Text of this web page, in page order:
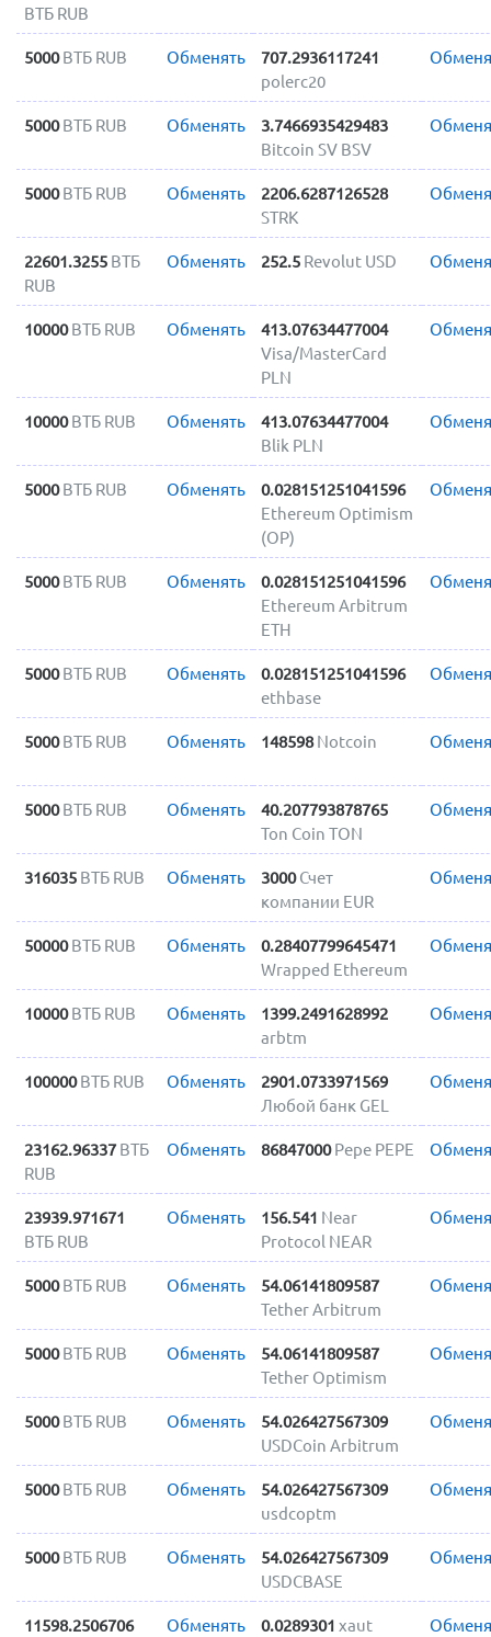
ВТБ RUB
5000 ВТБ RUB Обменять
707.2936117241
polerc20
5000 ВТБ RUB Обменять
3.7466935429483
Bitcoin SV BSV
5000 ВТБ RUB Обменять
2206.6287126528
STRK
22601.3255 ВТБ
RUB
Обменять 252.5 Revolut USD
10000 ВТБ RUB Обменять
413.07634477004
Visa/MasterCard
PLN
10000 ВТБ RUB Обменять
413.07634477004
Blik PLN
5000 ВТБ RUB Обменять
0.028151251041596
Ethereum Optimism
(OP)
5000 ВТБ RUB Обменять
0.028151251041596
Ethereum Arbitrum
ETH
5000 ВТБ RUB Обменять
0.028151251041596
ethbase
5000 ВТБ RUB Обменять 148598 Notcoin
5000 ВТБ RUB Обменять
40.207793878765
Ton Coin TON
316035 ВТБ RUB Обменять 3000 Счет
компании EUR
50000 ВТБ RUB Обменять
0.28407799645471
Wrapped Ethereum
10000 ВТБ RUB Обменять
1399.2491628992
arbtm
100000 ВТБ RUB Обменять
2901.0733971569
Любой банк GEL
23162.96337 ВТБ
RUB
Обменять 86847000 Pepe PEPE
23939.971671
ВТБ RUB
Обменять 156.541 Near
Protocol NEAR
5000 ВТБ RUB Обменять
54.06141809587
Tether Arbitrum
5000 ВТБ RUB Обменять
54.06141809587
Tether Optimism
5000 ВТБ RUB Обменять
54.026427567309
USDCoin Arbitrum
5000 ВТБ RUB Обменять
54.026427567309
usdcoptm
5000 ВТБ RUB Обменять
54.026427567309
USDCBASE
11598.2506706 Обменять 0.0289301 xaut